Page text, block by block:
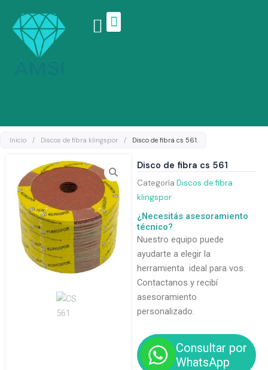
contenido
Inicio / Discos de fibra klingspor / Disco de fibra cs 561
Disco de fibra cs 561
Categoría Discos de fibra
klingspor
¿Necesitás asesoramiento
técnico?
Nuestro equipo puede
ayudarte a elegir la
herramienta ideal para vos.
Contactanos y recibí
asesoramiento
personalizado.
Consultar por
WhatsApp